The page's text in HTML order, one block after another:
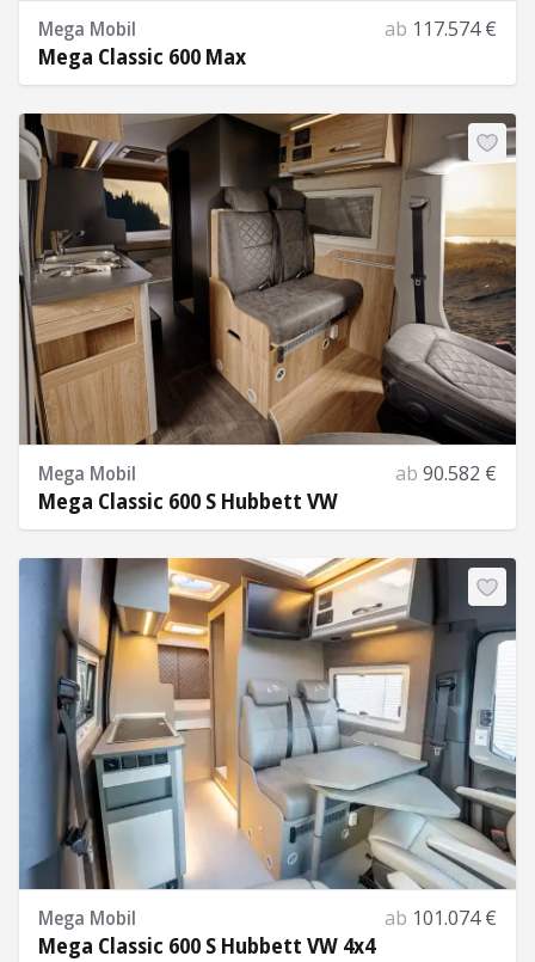
Mega Mobil ab 117.574 €
Mega Classic 600 Max
Mega Mobil ab 90.582 €
Mega Classic 600 S Hubbett VW
Mega Mobil ab 101.074 €
Mega Classic 600 S Hubbett VW 4x4